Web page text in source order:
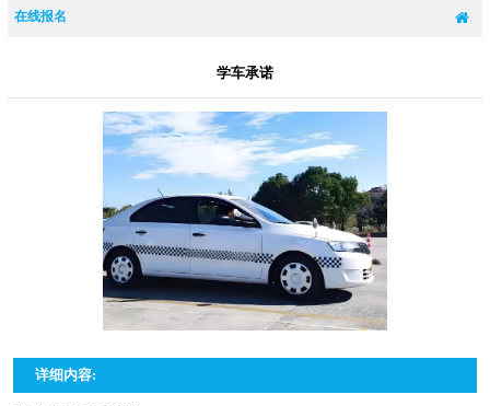
在线报名
学车承诺
详细内容: